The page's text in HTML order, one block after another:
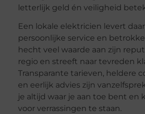
letterlijk geld én veiligheid
Een lokale elektricien levert
persoonlijke service en
hecht veel waarde aan zijn
regio en streeft naar tevreden
Transparante tarieven, heldere
en eerlijk advies zijn
je altijd waar je aan toe bent en
voor verrassingen te staan.